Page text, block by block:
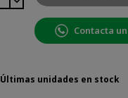
Contacta
Últimas unidades en stock